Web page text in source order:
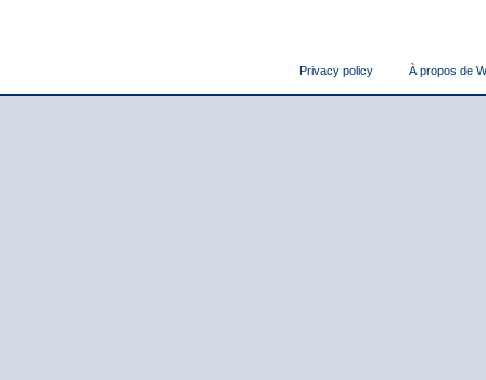
Privacy policy À propos de